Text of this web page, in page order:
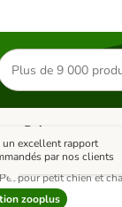
produits
Dérouler les
Poisson
pour petit chien et
zooplus
un excellent rapport
par nos clients